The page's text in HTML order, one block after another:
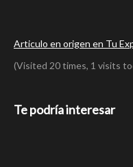
Articulo en origen en Tu
(Visited 20 times, 1 visits
Te podría interesar